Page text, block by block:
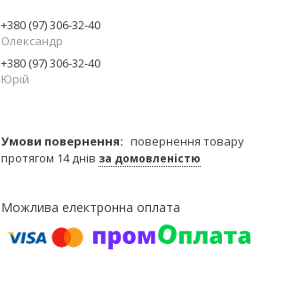
+380 (97) 306-32-40
Олександр
+380 (97) 306-32-40
Юрій
повернення товару
протягом 14 днів за домовленістю